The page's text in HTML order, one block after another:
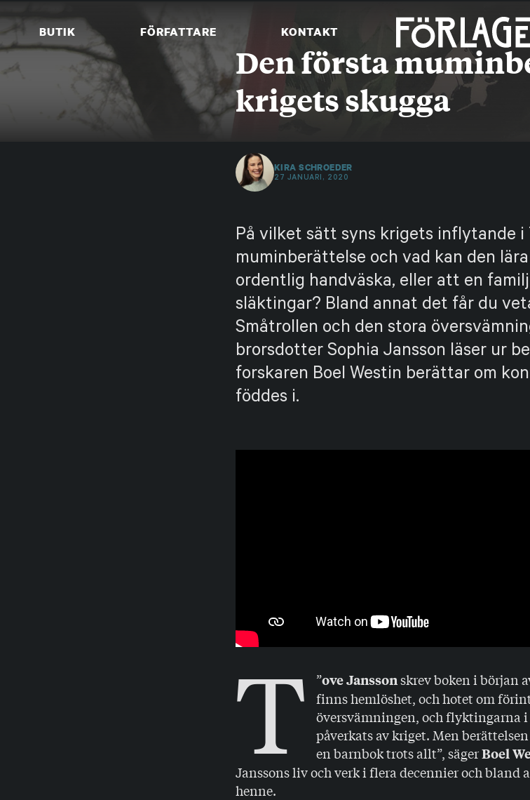
content
BUTIK FÖRFATTARE KONTAKT
Den första
krigets skugga
KIRA SCHROEDER
27 JANUARI, 2020
På vilket sätt syns krigets inflytande i
muminberättelse och vad kan den
ordentlig handväska, eller att en
släktingar? Bland annat det får du
Småtrollen och den stora
brorsdotter Sophia Jansson läser ur
forskaren Boel Westin berättar om
föddes i.
”
T ove Janssonskrev boken i början
finns hemlöshet, och hotet om
översvämningen, och flyktingarna
påverkats av kriget. Men
en barnbok trots allt”, sägerBoel
Janssons liv och verk i flera decennier och
henne.